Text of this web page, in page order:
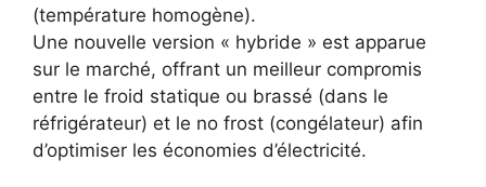
(température homogène).
Une nouvelle version « hybride » est apparue
sur le marché, offrant un meilleur compromis
entre le froid statique ou brassé (dans le
réfrigérateur) et le no frost (congélateur) afin
d’optimiser les économies d’électricité.